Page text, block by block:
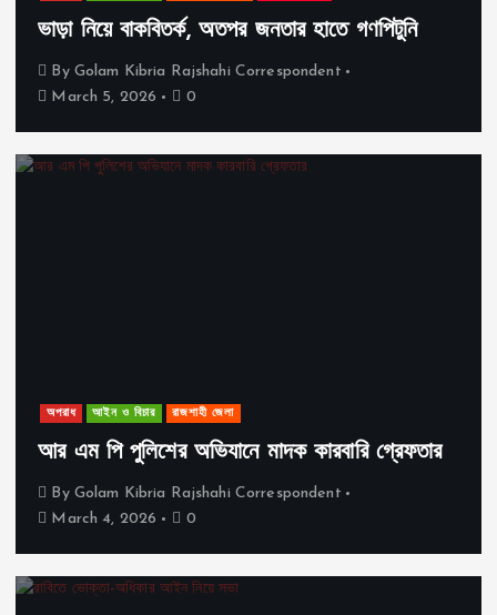
ভাড়া নিয়ে বাকবিতর্ক, অতপর জনতার হাতে গণপিটুনি
By Golam Kibria Rajshahi Correspondent
March 5, 2026
0
অপরাধ আইন ও বিচার রাজশাহী জেলা
আর এম পি পুলিশের অভিযানে মাদক কারবারি গ্রেফতার
By Golam Kibria Rajshahi Correspondent
March 4, 2026
0